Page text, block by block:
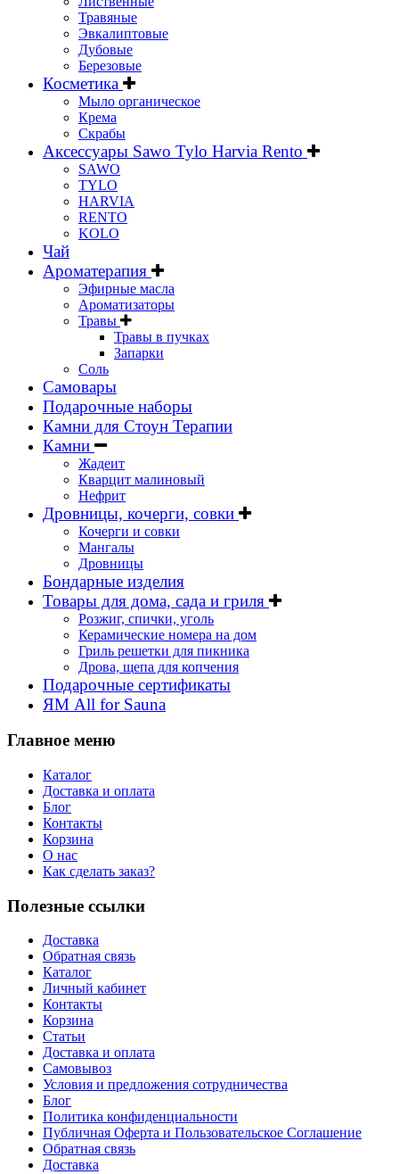
Травяные
Эвкалиптовые
Дубовые
Березовые
Косметика
Мыло органическое
Крема
Скрабы
Аксессуары Sawo Tylo Harvia Rento
SAWO
TYLO
HARVIA
RENTO
KOLO
Чай
Ароматерапия
Эфирные масла
Ароматизаторы
Травы
Травы в пучках
Запарки
Соль
Самовары
Подарочные наборы
Камни для Стоун Терапии
Камни
Жадеит
Кварцит малиновый
Нефрит
Дровницы, кочерги, совки
Кочерги и совки
Мангалы
Дровницы
Бондарные изделия
Товары для дома, сада и гриля
Розжиг, спички, уголь
Керамические номера на дом
Гриль решетки для пикника
Дрова, щепа для копчения
Подарочные сертификаты
ЯМ All for Sauna
Главное меню
Каталог
Доставка и оплата
Блог
Контакты
Корзина
О нас
Как сделать заказ?
Полезные ссылки
Доставка
Обратная связь
Каталог
Личный кабинет
Контакты
Корзина
Статьи
Доставка и оплата
Самовывоз
Условия и предложения сотрудничества
Блог
Политика конфиденциальности
Публичная Оферта и Пользовательское Соглашение
Обратная связь
Доставка